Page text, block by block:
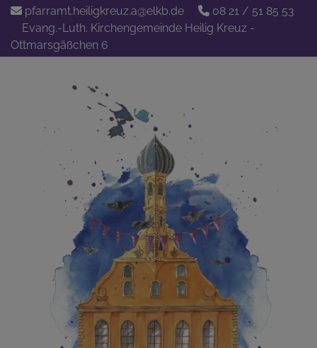
Direkt
zum
Inhalt
pfarramt.heiligkreuz.a@elkb.de
08 21 / 51 85 53
Evang.-Luth. Kirchengemeinde Heilig Kreuz -
Ottmarsgäßchen 6